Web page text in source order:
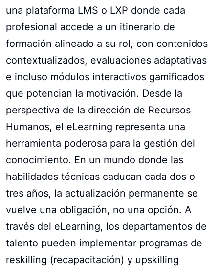
una plataforma LMS o LXP donde cada
profesional accede a un itinerario de
formación alineado a su rol, con contenidos
contextualizados, evaluaciones adaptativas
e incluso módulos interactivos gamificados
que potencian la motivación. Desde la
perspectiva de la dirección de Recursos
Humanos, el eLearning representa una
herramienta poderosa para la gestión del
conocimiento. En un mundo donde las
habilidades técnicas caducan cada dos o
tres años, la actualización permanente se
vuelve una obligación, no una opción. A
través del eLearning, los departamentos de
talento pueden implementar programas de
reskilling (recapacitación) y upskilling